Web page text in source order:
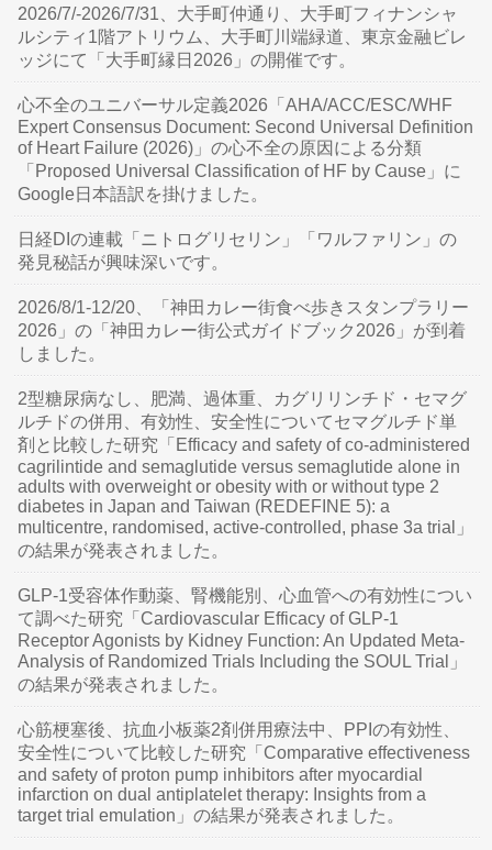
2026/7/-2026/7/31、大手町仲通り、大手町フィナンシャ
ルシティ1階アトリウム、大手町川端緑道、東京金融ビレ
ッジにて「大手町縁日2026」の開催です。
心不全のユニバーサル定義2026「AHA/ACC/ESC/WHF
Expert Consensus Document: Second Universal Definition
of Heart Failure (2026)」の心不全の原因による分類
「Proposed Universal Classification of HF by Cause」に
Google日本語訳を掛けました。
日経DIの連載「ニトログリセリン」「ワルファリン」の
発見秘話が興味深いです。
2026/8/1-12/20、「神田カレー街食べ歩きスタンプラリー
2026」の「神田カレー街公式ガイドブック2026」が到着
しました。
2型糖尿病なし、肥満、過体重、カグリリンチド・セマグ
ルチドの併用、有効性、安全性についてセマグルチド単
剤と比較した研究「Efficacy and safety of co-administered
cagrilintide and semaglutide versus semaglutide alone in
adults with overweight or obesity with or without type 2
diabetes in Japan and Taiwan (REDEFINE 5): a
multicentre, randomised, active-controlled, phase 3a trial」
の結果が発表されました。
GLP-1受容体作動薬、腎機能別、心血管への有効性につい
て調べた研究「Cardiovascular Efficacy of GLP-1
Receptor Agonists by Kidney Function: An Updated Meta-
Analysis of Randomized Trials Including the SOUL Trial」
の結果が発表されました。
心筋梗塞後、抗血小板薬2剤併用療法中、PPIの有効性、
安全性について比較した研究「Comparative effectiveness
and safety of proton pump inhibitors after myocardial
infarction on dual antiplatelet therapy: Insights from a
target trial emulation」の結果が発表されました。